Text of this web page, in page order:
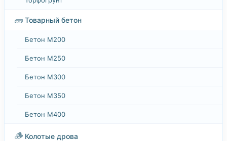
🧱 Товарный бетон
Бетон М200
Бетон М250
Бетон М300
Бетон М350
Бетон М400
🪵 Колотые дрова